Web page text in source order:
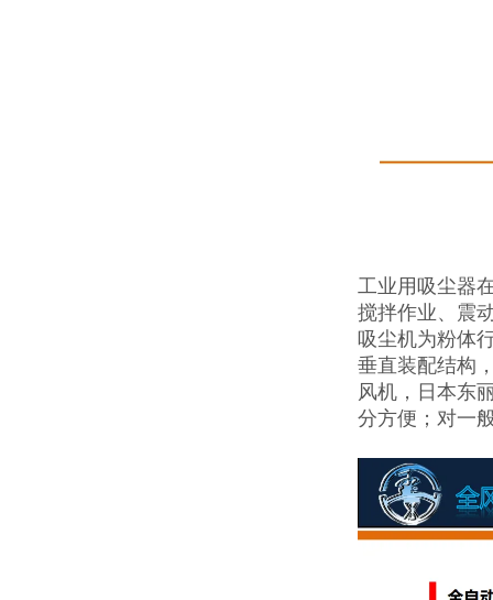
工业用吸尘器
搅拌作业、震
吸尘机为粉体
垂直装配结构
风机，日本东
分方便；对一